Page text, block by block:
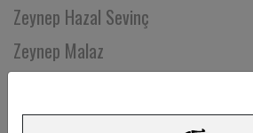
Zeynep Hazal Sevinç
Zeynep Malaz
Zeynep Okan